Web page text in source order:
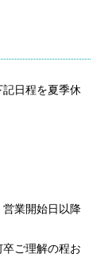
日程を夏季休
業開始日以降
ご理解の程お